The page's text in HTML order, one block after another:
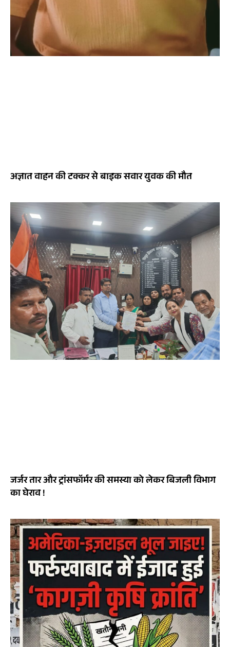
अज्ञात वाहन की टक्कर से बाइक सवार युवक की मौत
जर्जर तार और ट्रांसफॉर्मर की समस्या को लेकर बिजली विभाग
का घेराव !